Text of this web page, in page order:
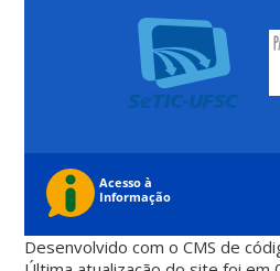
Desenvolvido com o CMS de